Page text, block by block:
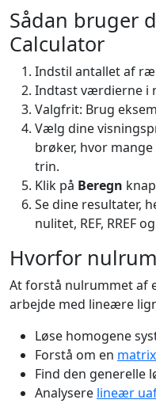
Sådan bruger
Calculator
Indstil antallet af
Indtast værdierne i
Valgfrit: Brug
Vælg dine
brøker, hvor
trin.
Klik på Beregn
Se dine resultater,
nulitet, REF, RREF
Hvorfor
At forstå nulrummet af
arbejde med lineære
Løse homogene
Forstå om en
Find den generelle
Analysere lineær